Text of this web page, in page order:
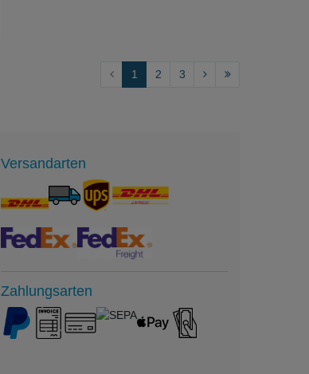
1 2 3
Versandarten
Zahlungsarten